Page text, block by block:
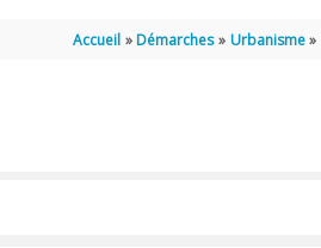
Accueil Démarches Urbanisme